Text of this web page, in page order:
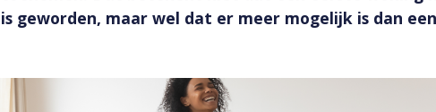
geworden, maar wel dat er meer mogelijk is dan